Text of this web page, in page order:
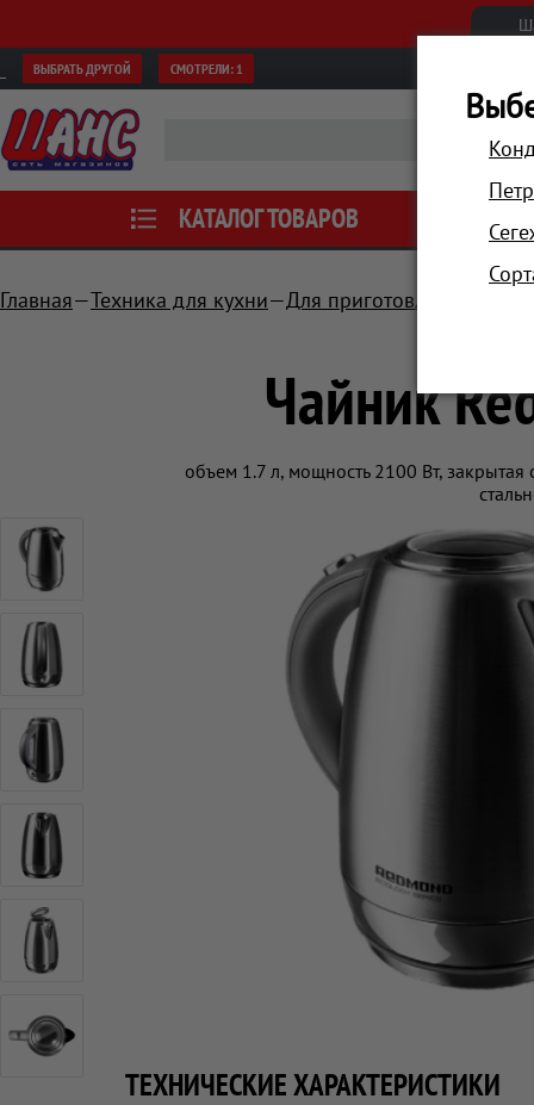
ВЫБРАТЬ ДРУГОЙ СМОТРЕЛИ: 1
КАТАЛОГ ТОВАРОВ АКЦИИ
Главная Техника для кухни Для приготовления
Чайник
объем 1.7 л, мощность 2100 Вт,
ТЕХНИЧЕСКИЕ ХАРАКТЕРИСТИКИ